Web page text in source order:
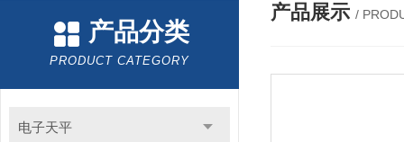
产品分类
PRODUCT CATEGORY
电子天平
产品展示 /